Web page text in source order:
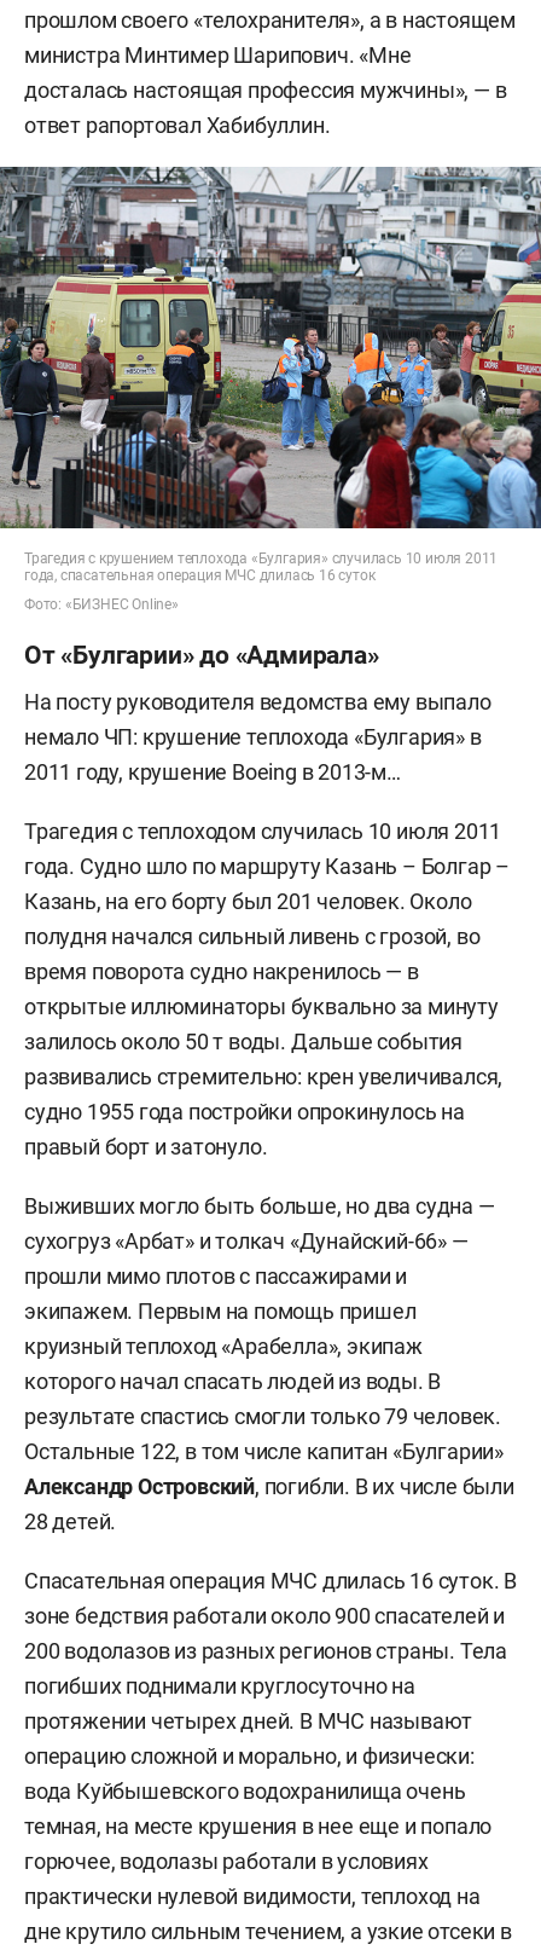
прошлом своего «телохранителя», а в настоящем
министра Минтимер Шарипович. «Мне
досталась настоящая профессия мужчины», — в
ответ рапортовал Хабибуллин.
Трагедия с крушением теплохода «Булгария» случилась 10 июля 2011
года, спасательная операция МЧС длилась 16 суток
Фото: «БИЗНЕС Online»
От «Булгарии» до «Адмирала»
На посту руководителя ведомства ему выпало
немало ЧП: крушение теплохода «Булгария» в
2011 году, крушение Boeing в 2013-м…
Трагедия с теплоходом случилась 10 июля 2011
года. Судно шло по маршруту Казань – Болгар –
Казань, на его борту был 201 человек. Около
полудня начался сильный ливень с грозой, во
время поворота судно накренилось — в
открытые иллюминаторы буквально за минуту
залилось около 50 т воды. Дальше события
развивались стремительно: крен увеличивался,
судно 1955 года постройки опрокинулось на
правый борт и затонуло.
Выживших могло быть больше, но два судна —
сухогруз «Арбат» и толкач «Дунайский-66» —
прошли мимо плотов с пассажирами и
экипажем. Первым на помощь пришел
круизный теплоход «Арабелла», экипаж
которого начал спасать людей из воды. В
результате спастись смогли только 79 человек.
Остальные 122, в том числе капитан «Булгарии»
Александр Островский, погибли. В их числе были
28 детей.
Спасательная операция МЧС длилась 16 суток. В
зоне бедствия работали около 900 спасателей и
200 водолазов из разных регионов страны. Тела
погибших поднимали круглосуточно на
протяжении четырех дней. В МЧС называют
операцию сложной и морально, и физически:
вода Куйбышевского водохранилища очень
темная, на месте крушения в нее еще и попало
горючее, водолазы работали в условиях
практически нулевой видимости, теплоход на
дне крутило сильным течением, а узкие отсеки в